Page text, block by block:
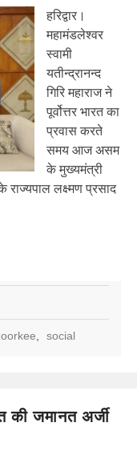
हरिद्वार।
महामंडलेश्वर
स्वामी
यतीन्द्रानन्द
गिरि महाराज ने
पूर्वोत्तर भारत का
प्रवास करते
समय आज असम
के मुख्यमंत्री
के राज्यपाल लक्ष्मण प्रसाद
social
की जमानत अर्जी